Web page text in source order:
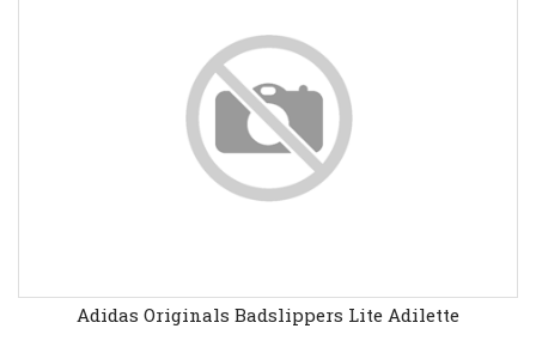
Adidas Originals Badslippers Lite Adilette